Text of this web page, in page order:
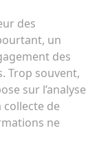
des
un
des
Trop souvent,
sur l’analyse
collecte de
ne